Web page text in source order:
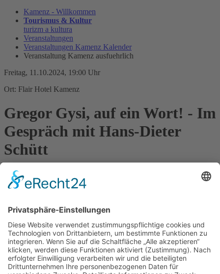
Kamenz - Willkommen
Tourismus & Kultur
turizm a kultura
Veranstaltungen
Veranstaltungen Kamenz Kalender
Veranstaltung Kamenz ausfuehrlich
Freitag, 11.10.2024, 19:00 Uhr
Ort: Flair Hotel Kamenz
Gregor Gysi, auf ein Wort! - Im
Gespräch mit Hans-Dieter
Schütt
Gregor Gysi hat linkes Denken geprägt und wurde zu einem seiner
wichtigsten Protagonisten. Die Entwürfe und Enttäuschungen des
20. Jahrhunderts macht er auf sehr persönliche Weise erlebbar. Der
Gysi und trifft damit einen Kern seines Wesens: Widersprüche
verbunden in seinen Erzählungen mit einem Augenzwinkern auf
aktuelle Bezüge und die gegenwärtigen politischen Fragen unserer
Zeit. „Die Moderation der Veranstaltung liegt in den Händen des
Journalisten Hans-Dieter Schütt, der es bestens versteht neugierig
auf den Gesprächspartner, seine Fragen mit denen des Publikums zu
verbinden.